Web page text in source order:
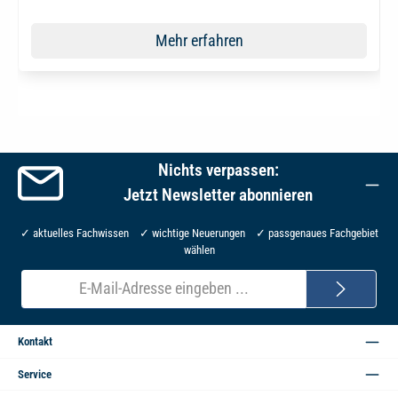
Mehr erfahren
Nichts verpassen:
Jetzt Newsletter abonnieren
✓ aktuelles Fachwissen ✓ wichtige Neuerungen ✓ passgenaues Fachgebiet
wählen
E-
Mail-
Adresse*
Kontakt
Service